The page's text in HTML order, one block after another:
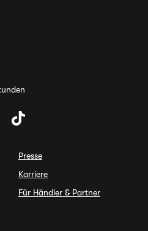
Presse
Karriere
Für Händler & Partner